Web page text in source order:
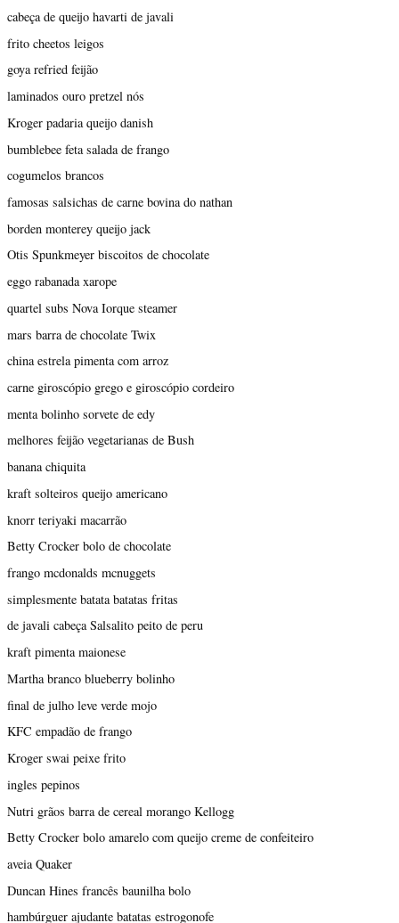
cabeça de queijo havarti de javali
frito cheetos leigos
goya refried feijão
laminados ouro pretzel nós
Kroger padaria queijo danish
bumblebee feta salada de frango
cogumelos brancos
famosas salsichas de carne bovina do nathan
borden monterey queijo jack
Otis Spunkmeyer biscoitos de chocolate
eggo rabanada xarope
quartel subs Nova Iorque steamer
mars barra de chocolate Twix
china estrela pimenta com arroz
carne giroscópio grego e giroscópio cordeiro
menta bolinho sorvete de edy
melhores feijão vegetarianas de Bush
banana chiquita
kraft solteiros queijo americano
knorr teriyaki macarrão
Betty Crocker bolo de chocolate
frango mcdonalds mcnuggets
simplesmente batata batatas fritas
de javali cabeça Salsalito peito de peru
kraft pimenta maionese
Martha branco blueberry bolinho
final de julho leve verde mojo
KFC empadão de frango
Kroger swai peixe frito
ingles pepinos
Nutri grãos barra de cereal morango Kellogg
Betty Crocker bolo amarelo com queijo creme de confeiteiro
aveia Quaker
Duncan Hines francês baunilha bolo
hambúrguer ajudante batatas estrogonofe